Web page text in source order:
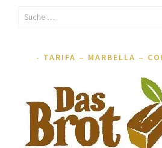
Suche
TARIFA – MARBELLA –